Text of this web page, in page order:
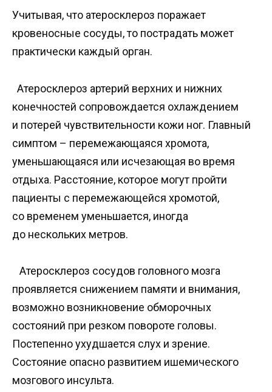
Учитывая, что атеросклероз поражает
кровеносные сосуды, то пострадать может
практически каждый орган.
Атеросклероз артерий верхних и нижних
конечностей сопровождается охлаждением
и потерей чувствительности кожи ног. Главный
симптом – перемежающаяся хромота,
уменьшающаяся или исчезающая во время
отдыха. Расстояние, которое могут пройти
пациенты с перемежающейся хромотой,
со временем уменьшается, иногда
до нескольких метров.
Атеросклероз сосудов головного мозга
проявляется снижением памяти и внимания,
возможно возникновение обморочных
состояний при резком повороте головы.
Постепенно ухудшается слух и зрение.
Состояние опасно развитием ишемического
мозгового инсульта.